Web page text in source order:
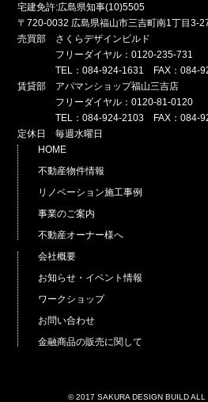
宅建免許:広島県知事(10)5505
〒720-0032 広島県福山市三吉町南1丁目3-
売買部 さくらデザインビルド
フリーダイヤル：0120-235-731
TEL：084-924-1631 FAX：084-
賃貸部 アパマンショップ福山三吉店
フリーダイヤル：0120-81-0120
TEL：084-924-2103 FAX：084-
定休日 毎週水曜日
HOME
不動産物件情報
リノベーション施工事例
事業のご案内
不動産オーナー様へ
会社概要
お知らせ・イベント情報
ワークショップ
お問い合わせ
金融商品の販売に関して
© 2017 SAKURA DESIGN BUILD ALL